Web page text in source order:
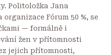
Politoložka Jana
Fórum 50 %, se
— formálně i
žen v přítomnosti
jejich přítomnosti,